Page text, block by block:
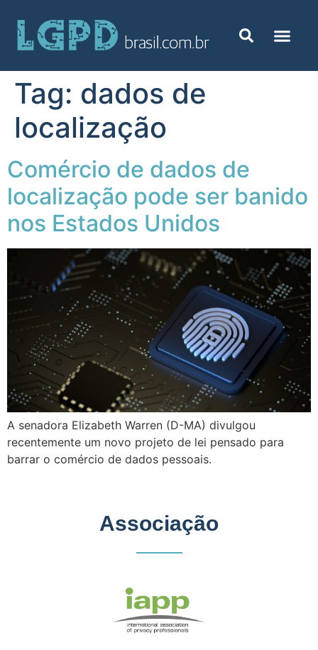
Tag: dados de
localização
Comércio de dados de
localização pode ser banido
nos Estados Unidos
A senadora Elizabeth Warren (D-MA) divulgou
recentemente um novo projeto de lei pensado para
barrar o comércio de dados pessoais.
Associação